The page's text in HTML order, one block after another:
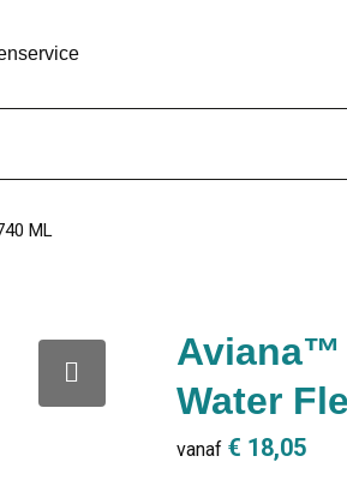
ML
Aviana™
Water
vanaf € 18,05